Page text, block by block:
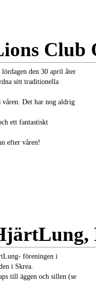
Club
den 30 april åter
sitt traditionella
våren. Det har nog aldrig
ett fantastiskt
efter våren!
föreningen i
i Skrea.
till äggen och sillen (se